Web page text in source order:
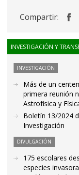
Compartir:
INVESTIGACIÓN Y
INVESTIGACIÓN
Más de un
primera reunión
Astrofísica y
Boletín 13/2024
Investigación
DIVULGACIÓN
175 escolares
especies